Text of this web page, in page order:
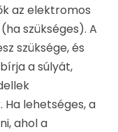
az elektromos
szükséges). A
szüksége, és
a súlyát,
lehetséges, a
ahol a